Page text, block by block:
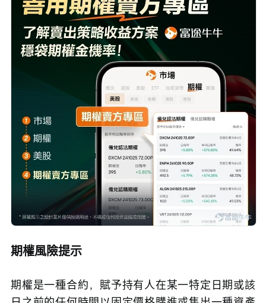
期權風險提示
期權是一種合約，賦予持有人在某一特定日期或該